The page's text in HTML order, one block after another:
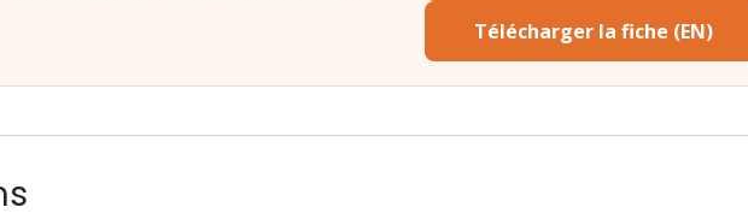
Télécharger la fiche (EN)